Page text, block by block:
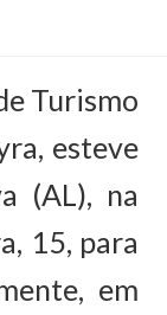
Turismo
esteve
(AL), na
15, para
em